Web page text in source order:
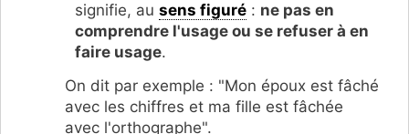
signifie, au sens figuré : ne pas en
comprendre l'usage ou se refuser à en
faire usage.
On dit par exemple : "Mon époux est fâché
avec les chiffres et ma fille est fâchée
avec l'orthographe".